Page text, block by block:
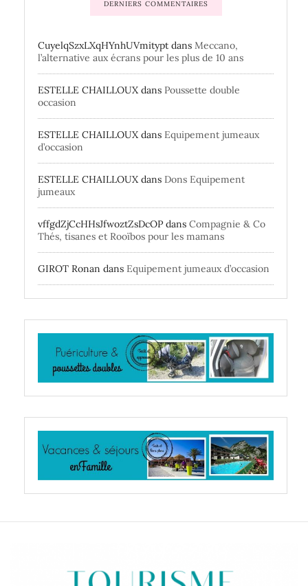
DERNIERS COMMENTAIRES
CuyelqSzxLXqHYnhUVmitypt dans Meccano,
l’alternative aux écrans pour les plus de 10 ans
ESTELLE CHAILLOUXdans Poussette double
occasion
ESTELLE CHAILLOUXdans Equipement jumeaux
d’occasion
ESTELLE CHAILLOUXdans Dons Equipement
jumeaux
vffgdZjCcHHsJfwoztZsDcOP dans Compagnie & Co
Thés, tisanes et Rooïbos pour les mamans
GIROT Ronan dans Equipement jumeaux d’occasion